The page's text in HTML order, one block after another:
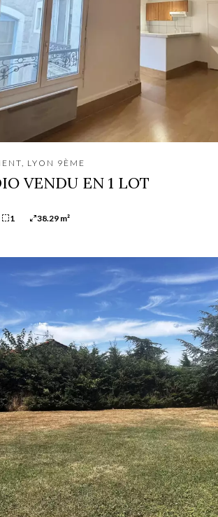
LYON 9ÈME
VENDU EN 1 LOT
1 38.29 m²